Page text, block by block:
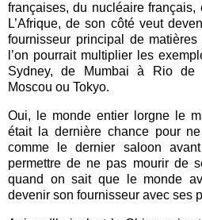
françaises, du nucléaire français,
L’Afrique, de son côté veut
fournisseur principal de
l’on pourrait multiplier les
Sydney, de Mumbai à Rio de
Moscou ou Tokyo.
Oui, le monde entier lorgne le
était la dernière chance pour
comme le dernier saloon
permettre de ne pas mourir de
quand on sait que le monde
devenir son fournisseur avec ses